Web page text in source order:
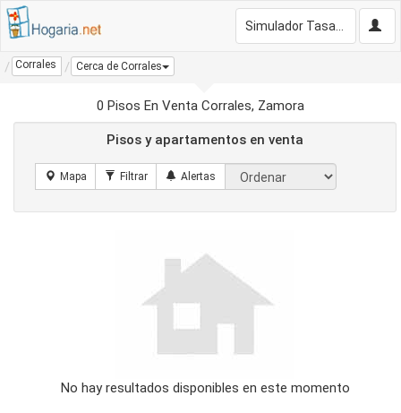
Corrales Cerca de Corrales
0 Pisos En Venta Corrales, Zamora
Pisos y apartamentos en venta
No hay resultados disponibles en este momento